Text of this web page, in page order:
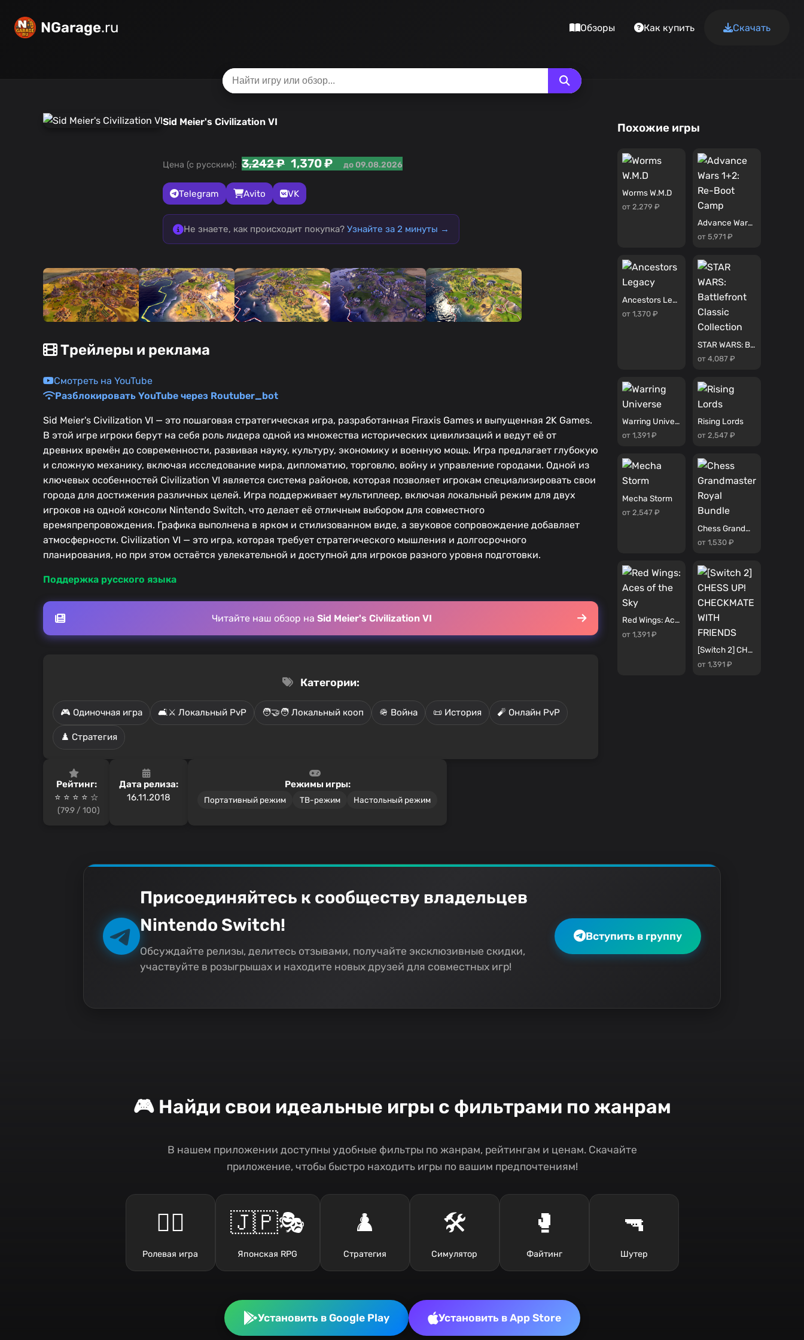
NGarage.ru Обзоры Как купить Скачать
Sid Meier's Civilization VI
Цена (с русским): 3,242 ₽ 1,370 ₽ до 09.08.2026
Telegram Avito VK
Не знаете, как происходит покупка? Узнайте за 2 минуты →
Трейлеры и реклама
Смотреть на YouTube
Разблокировать YouTube через Routuber_bot
Sid Meier's Civilization VI — это пошаговая стратегическая игра, разработанная Firaxis Games и выпущенная 2K Games.
В этой игре игроки берут на себя роль лидера одной из множества исторических цивилизаций и ведут её от
древних времён до современности, развивая науку, культуру, экономику и военную мощь. Игра предлагает глубокую
и сложную механику, включая исследование мира, дипломатию, торговлю, войну и управление городами. Одной из
ключевых особенностей Civilization VI является система районов, которая позволяет игрокам специализировать свои
города для достижения различных целей. Игра поддерживает мультиплеер, включая локальный режим для двух
игроков на одной консоли Nintendo Switch, что делает её отличным выбором для совместного
времяпрепровождения. Графика выполнена в ярком и стилизованном виде, а звуковое сопровождение добавляет
атмосферности. Civilization VI — это игра, которая требует стратегического мышления и долгосрочного
планирования, но при этом остаётся увлекательной и доступной для игроков разного уровня подготовки.
Поддержка русского языка
Читайте наш обзор на Sid Meier's Civilization VI
Категории:
🎮 Одиночная игра 🛋️⚔️ Локальный PvP 🧑‍🤝‍🧑 Локальный кооп 🪖 Война 📜 История 🧨 Онлайн PvP
♟️ Стратегия
Рейтинг:
⭐ ⭐ ⭐ ⭐️ ☆
(79.9 / 100)
Дата релиза:
16.11.2018
Режимы игры:
Портативный режим ТВ-режим Настольный режим
Похожие игры
Worms W.M.D
от 2,279 ₽
Advance Wars 1+2: Re-Boot Camp
от 5,971 ₽
Ancestors Legacy
от 1,370 ₽
STAR WARS: Battlefront Classic Collection
от 4,087 ₽
Warring Universe
от 1,391 ₽
Rising Lords
от 2,547 ₽
Mecha Storm
от 2,547 ₽
Chess Grandmaster Royal Bundle
от 1,530 ₽
Red Wings: Aces of the Sky
от 1,391 ₽
[Switch 2] CHESS UP! CHECKMATE WITH FRIENDS
от 1,391 ₽
Присоединяйтесь к сообществу владельцев
Nintendo Switch!
Обсуждайте релизы, делитесь отзывами, получайте эксклюзивные скидки,
участвуйте в розыгрышах и находите новых друзей для совместных игр!
Вступить в группу
🎮 Найди свои идеальные игры с фильтрами по жанрам
В нашем приложении доступны удобные фильтры по жанрам, рейтингам и ценам. Скачайте
приложение, чтобы быстро находить игры по вашим предпочтениям!
🧙‍♂️
Ролевая игра
🇯🇵🎭
Японская RPG
♟️
Стратегия
🛠️
Симулятор
🥊
Файтинг
🔫
Шутер
Установить в Google Play Установить в App Store